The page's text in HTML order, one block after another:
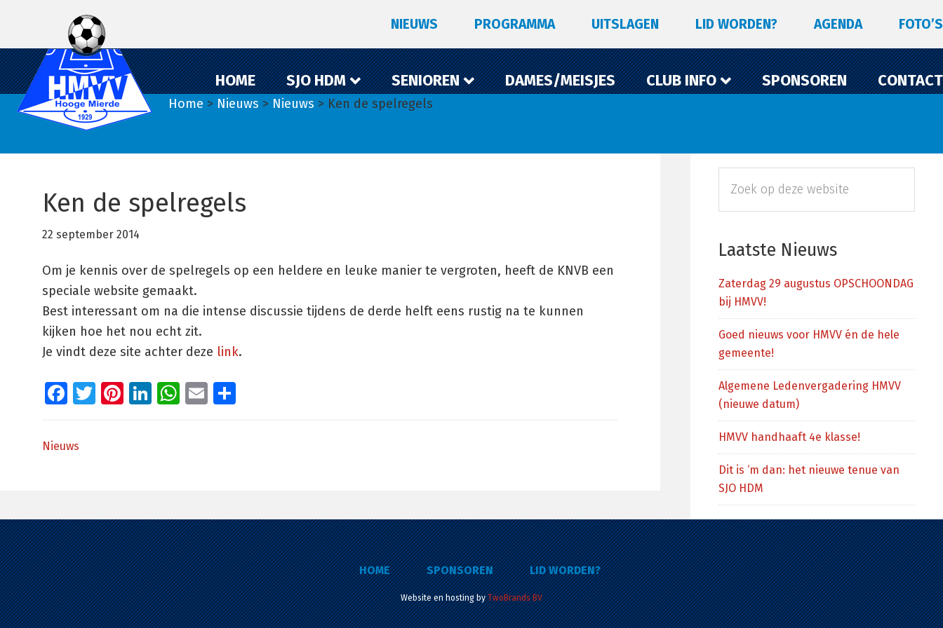
de
hoofdnavigatie
de
hoofd
inhoud
de
eerste
sidebar
NIEUWS PROGRAMMA UITSLAGEN LID WORDEN? AGENDA FOTO’S
HOME SJO HDM SENIOREN DAMES/MEISJES CLUB INFO SPONSOREN CONTACT
Home > Nieuws > Nieuws > Ken de spelregels
Ken de spelregels
22 september 2014
Om je kennis over de spelregels op een heldere en leuke manier te vergroten, heeft de KNVB een
speciale website gemaakt.
Best interessant om na die intense discussie tijdens de derde helft eens rustig na te kunnen
kijken hoe het nou echt zit.
Je vindt deze site achter deze link.
Facebook
Twitter
Pinterest
LinkedIn
WhatsApp
Email
Nieuws
Primaire
Sidebar
deze
Laatste Nieuws
Zaterdag 29 augustus OPSCHOONDAG
bij HMVV!
Goed nieuws voor HMVV én de hele
gemeente!
Algemene Ledenvergadering HMVV
(nieuwe datum)
HMVV handhaaft 4e klasse!
Dit is ‘m dan: het nieuwe tenue van
SJO HDM
HOME SPONSOREN LID WORDEN?
Website en hosting byTwoBrands BV